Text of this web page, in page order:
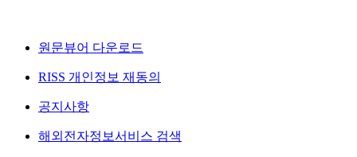
원문뷰어 다운로드
RISS 개인정보 재동의
공지사항
해외전자정보서비스 검색